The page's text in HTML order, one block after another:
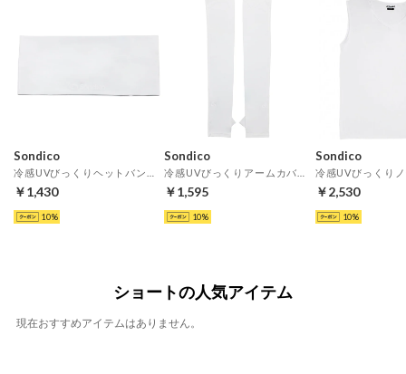
Sondico
￥1,430
10
Sondico
￥1,595
10
Sondico
￥2,530
10
ショートの人気アイテム
現在おすすめアイテムはありません。